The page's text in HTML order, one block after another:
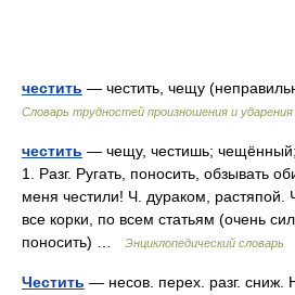
честить — честить, чещу
Словарь трудностей произношения и
честить — чещу, честишь; чещённый;
1. Разг. Ругать, поносить, обзывать
меня честили! Ч. дураком, растяпой.
все корки, по всем статьям (очень
поносить) …
Энциклопедический словарь
Честить — несов. перех. разг. сниж.